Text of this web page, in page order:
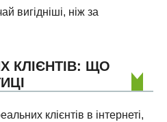
вигідніші, ніж за
КЛІЄНТІВ: ЩО
клієнтів в інтернеті,